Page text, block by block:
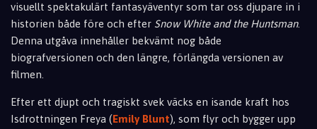
visuellt spektakulärt fantasyäventyr som tar oss djupare in i
historien både före och efter Snow White and the Huntsman.
Denna utgåva innehåller bekvämt nog både
biografversionen och den längre, förlängda versionen av
filmen.
Efter ett djupt och tragiskt svek väcks en isande kraft hos
Isdrottningen Freya (Emily Blunt), som flyr och bygger upp